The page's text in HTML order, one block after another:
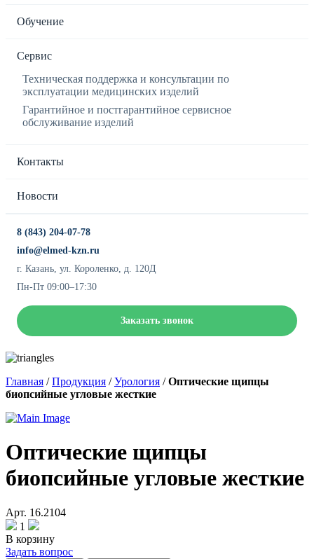
Обучение
Сервис
Техническая поддержка и консультации по
эксплуатации медицинских изделий
Гарантийное и постгарантийное сервисное
обслуживание изделий
Контакты
Новости
8 (843) 204-07-78
info@elmed-kzn.ru
г. Казань, ул. Короленко, д. 120Д
Пн-Пт 09:00–17:30
Заказать звонок
Главная /Продукция /Урология /Оптические щипцы
биопсийные угловые жесткие
Оптические щипцы
биопсийные угловые жесткие
Арт. 16.2104
1
В корзину
Задать вопрос